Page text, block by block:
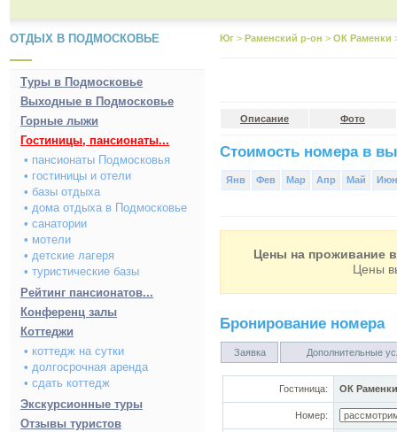
ОТДЫХ В ПОДМОСКОВЬЕ
Туры в Подмосковье
Выходные в Подмосковье
Горные лыжи
Гостиницы, пансионаты...
• пансионаты Подмосковья
• гостиницы и отели
• базы отдыха
• дома отдыха в Подмосковье
• санатории
• мотели
• детские лагеря
• туристические базы
Рейтинг пансионатов...
Конференц залы
Коттеджи
• коттедж на сутки
• долгосрочная аренда
• сдать коттедж
Экскурсионные туры
Отзывы туристов
Юг > Раменский р-он > ОК Раменки
Описание Фото
Стоимость номера в
Янв Фев Мар Апр Май Июн
Цены на проживание
Цены
Бронирование номера
Заявка Дополнительные
Гостиница: ОК Раменки
Номер: